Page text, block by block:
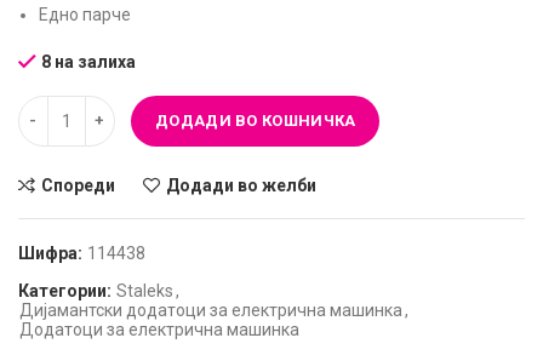
Едно парче
8 на залиха
ДОДАДИ ВО КОШНИЧКА
Спореди Додади во желби
Шифра: 114438
Категории: Staleks,
Дијамантски додатоци за електрична машинка,
Додатоци за електрична машинка